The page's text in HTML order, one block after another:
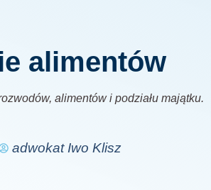
alimentów
alimentów i podziału majątku.
adwokat Iwo Klisz